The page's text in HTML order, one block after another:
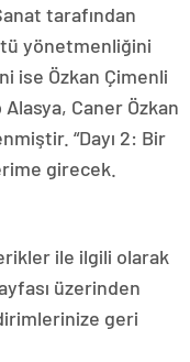
tarafından
yönetmenliğini
ise Özkan Çimenli
Caner Özkan
“Dayı 2: Bir
girecek.
ile ilgili olarak
üzerinden
geri